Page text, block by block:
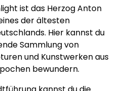
ist das Herzog Anton
der ältesten
Hier kannst du
Sammlung von
und Kunstwerken aus
bewundern.